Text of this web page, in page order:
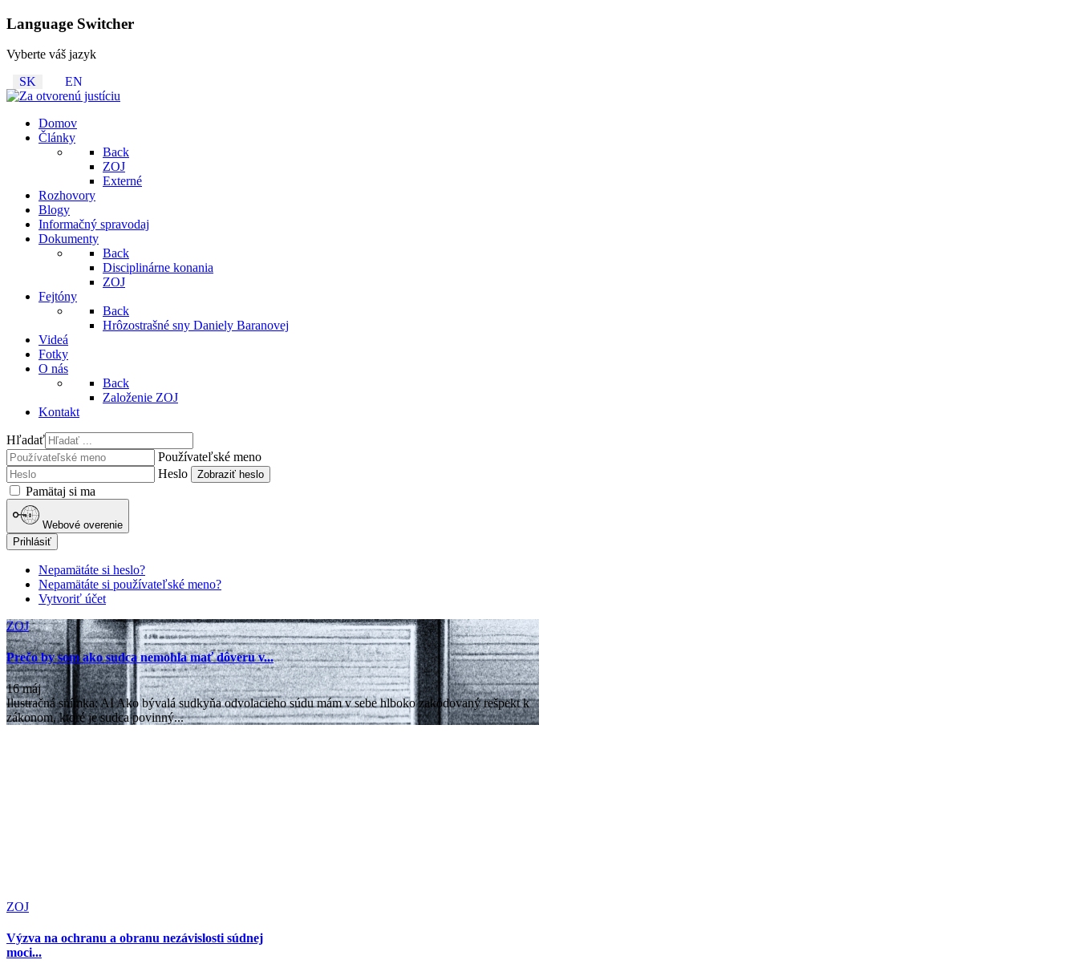
Language Switcher
Vyberte váš jazyk
SK
EN
Domov
Články
Back
ZOJ
Externé
Rozhovory
Blogy
Informačný spravodaj
Dokumenty
Back
Disciplinárne konania
ZOJ
Fejtóny
Back
Hrôzostrašné sny Daniely Baranovej
Videá
Fotky
O nás
Back
Založenie ZOJ
Kontakt
Hľadať
Používateľské meno
Heslo
Zobraziť heslo
Pamätaj si ma
Webové overenie
Prihlásiť
Nepamätáte si heslo?
Nepamätáte si používateľské meno?
Vytvoriť účet
ZOJ
Prečo by som ako sudca nemohla mať dôveru v...
16 máj
Ilustračná snímka: AI Ako bývalá sudkyňa odvolacieho súdu mám v sebe hlboko zakódovaný rešpekt k
zákonom, ktoré je sudca povinný...
ZOJ
Výzva na ochranu a obranu nezávislosti súdnej
moci...